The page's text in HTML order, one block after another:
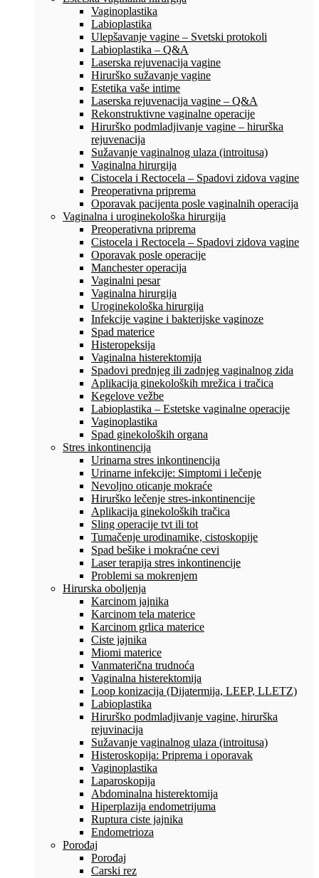
Vaginoplastika
Labioplastika
Ulepšavanje vagine – Svetski protokoli
Labioplastika – Q&A
Laserska rejuvenacija vagine
Hirurško sužavanje vagine
Estetika vaše intime
Laserska rejuvenacija vagine – Q&A
Rekonstruktivne vaginalne operacije
Hirurško podmladjivanje vagine – hirurška
rejuvenacija
Sužavanje vaginalnog ulaza (introitusa)
Vaginalna hirurgija
Cistocela i Rectocela – Spadovi zidova vagine
Preoperativna priprema
Oporavak pacijenta posle vaginalnih operacija
Vaginalna i uroginekološka hirurgija
Preoperativna priprema
Cistocela i Rectocela – Spadovi zidova vagine
Oporavak posle operacije
Manchester operacija
Vaginalni pesar
Vaginalna hirurgija
Uroginekološka hirurgija
Infekcije vagine i bakterijske vaginoze
Spad materice
Histeropeksija
Vaginalna histerektomija
Spadovi prednjeg ili zadnjeg vaginalnog zida
Aplikacija ginekoloških mrežica i tračica
Kegelove vežbe
Labioplastika – Estetske vaginalne operacije
Vaginoplastika
Spad ginekoloških organa
Stres inkontinencija
Urinarna stres inkontinencija
Urinarne infekcije: Simptomi i lečenje
Nevoljno oticanje mokraće
Hirurško lečenje stres-inkontinencije
Aplikacija ginekoloških tračica
Sling operacije tvt ili tot
Tumačenje urodinamike, cistoskopije
Spad bešike i mokraćne cevi
Laser terapija stres inkontinencije
Problemi sa mokrenjem
Hirurska oboljenja
Karcinom jajnika
Karcinom tela materice
Karcinom grlica materice
Ciste jajnika
Miomi materice
Vanmaterična trudnoća
Vaginalna histerektomija
Loop konizacija (Dijatermija, LEEP, LLETZ)
Labioplastika
Hirurško podmladjivanje vagine, hirurška
rejuvinacija
Sužavanje vaginalnog ulaza (introitusa)
Histeroskopija: Priprema i oporavak
Vaginoplastika
Laparoskopija
Abdominalna histerektomija
Hiperplazija endometrijuma
Ruptura ciste jajnika
Endometrioza
Porođaj
Porođaj
Carski rez